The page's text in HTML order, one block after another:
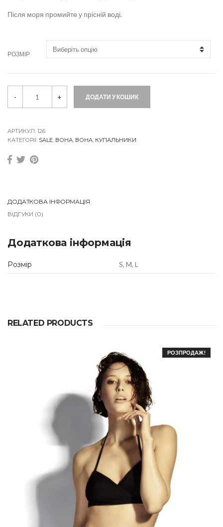
Після моря промийте у прісній воді.
РОЗМІР
S
M
B
A
N
a
t
y
- + ДОДАТИ У КОШИК
АРТИКУЛ: 126
КАТЕГОРІЇ: SALE, ВОНА, ВОНА, КУПАЛЬНИКИ
ДОДАТКОВА ІНФОРМАЦІЯ
ВІДГУКИ (0)
Додаткова інформація
Розмір S, M, L
RELATED PRODUCTS
РОЗПРОДАЖ!